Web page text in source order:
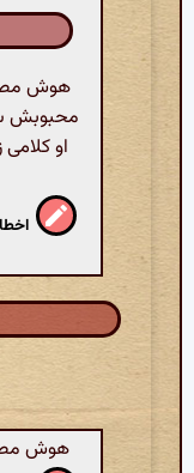
هوش
محبوبش
او
هوش